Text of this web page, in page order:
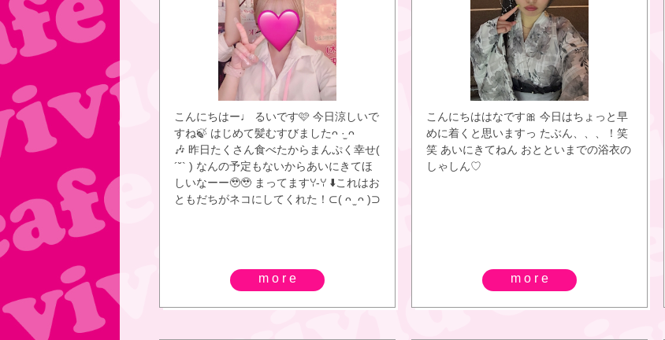
こんにちはー♩ るいです🩷 今日涼しいで
すね🍃 はじめて髪むすびましたᴖ ·̫ ᴖ
🎶 昨日たくさん食べたからまんぷく幸せ(
´˘` ) なんの予定もないからあいにきてほ
しいなーー🥹🥹 まってます‎ꌩ-ꌩ ⬇️これはお
ともだちがネコにしてくれた！⊂( ᴖ ̫ ᴖ )⊃
more
こんにちははなです🎀 今日はちょっと早
めに着くと思いますっ たぶん、、、！笑
笑 あいにきてねん おとといまでの浴衣の
しゃしん♡
more